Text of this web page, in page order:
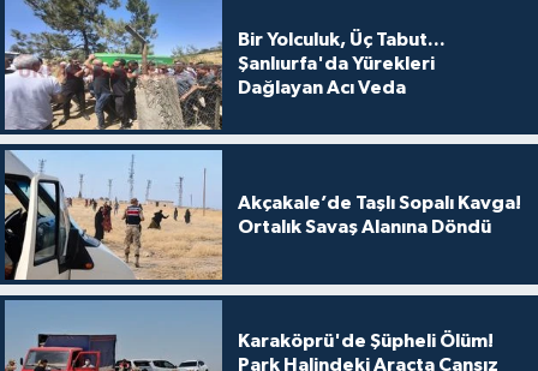
Bir Yolculuk, Üç Tabut...
Şanlıurfa'da Yürekleri
Dağlayan Acı Veda
Akçakale’de Taşlı Sopalı Kavga!
Ortalık Savaş Alanına Döndü
Karaköprü'de Şüpheli Ölüm!
Park Halindeki Araçta Cansız